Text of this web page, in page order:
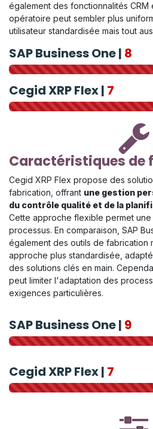
également des fonctionnalités
opératoire peut sembler plus
utilisateur standardisée mais tout
SAP Business One | 8
Cegid XRP Flex | 7
Caractéristiques de
Cegid XRP Flex propose des
fabrication, offrant une gestion
du contrôle qualité et de la
Cette approche flexible permet
processus. En comparaison, SAP
également des outils de fabrication
approche plus standardisée,
des solutions clés en main.
peut limiter l'adaptation des
exigences particulières.
SAP Business One | 9
Cegid XRP Flex | 7